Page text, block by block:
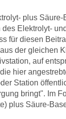
plus
Elektrolyt-
für diesen
der gleichen
auf
hier
Station
bringt". Im
plus Säure-